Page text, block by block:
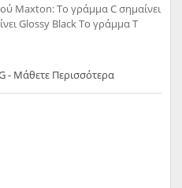
Maxton: Το γράμμα C σημαίνει
Glossy Black Το γράμμα T
- Μάθετε Περισσότερα